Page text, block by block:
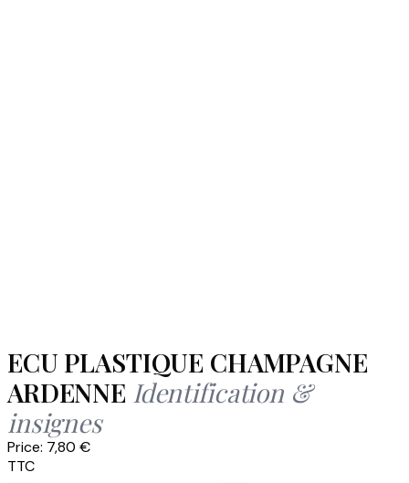
ECU PLASTIQUE CHAMPAGNE
ARDENNE Identification &
insignes
Price: 7,80 €
TTC